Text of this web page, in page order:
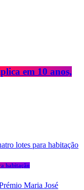
em 10 anos,
habitação